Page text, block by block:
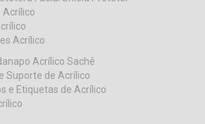
Acrílico
Acrílico
Acrílico Sachê
Suporte de Acrílico
e Etiquetas de Acrílico